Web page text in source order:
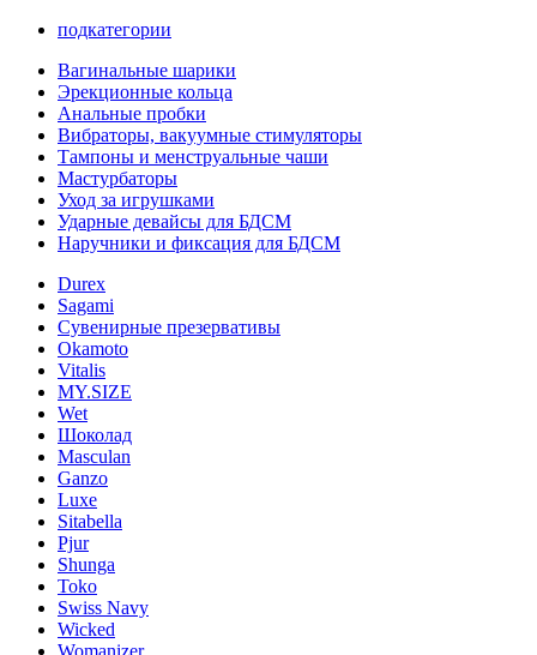
подкатегории
Вагинальные шарики
Эрекционные кольца
Анальные пробки
Вибраторы, вакуумные стимуляторы
Тампоны и менструальные чаши
Мастурбаторы
Уход за игрушками
Ударные девайсы для БДСМ
Наручники и фиксация для БДСМ
Durex
Sagami
Сувенирные презервативы
Okamoto
Vitalis
MY.SIZE
Wet
Шоколад
Masculan
Ganzo
Luxe
Sitabella
Pjur
Shunga
Toko
Swiss Navy
Wicked
Womanizer